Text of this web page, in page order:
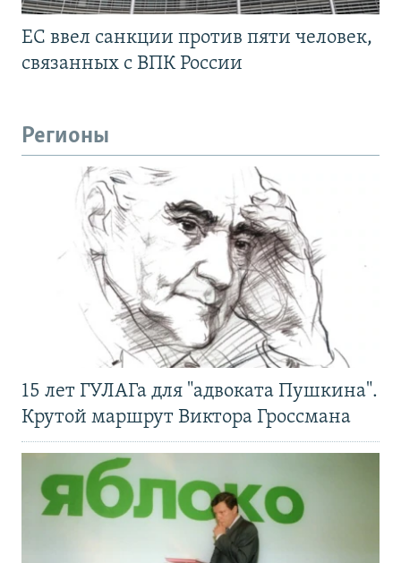
ЕС ввел санкции против пяти человек,
связанных с ВПК России
Регионы
15 лет ГУЛАГа для "адвоката Пушкина".
Крутой маршрут Виктора Гроссмана